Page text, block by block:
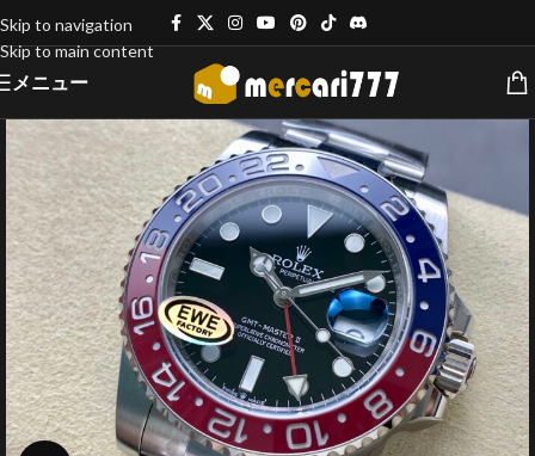
Skip to navigation
Skip to main content
メニュー